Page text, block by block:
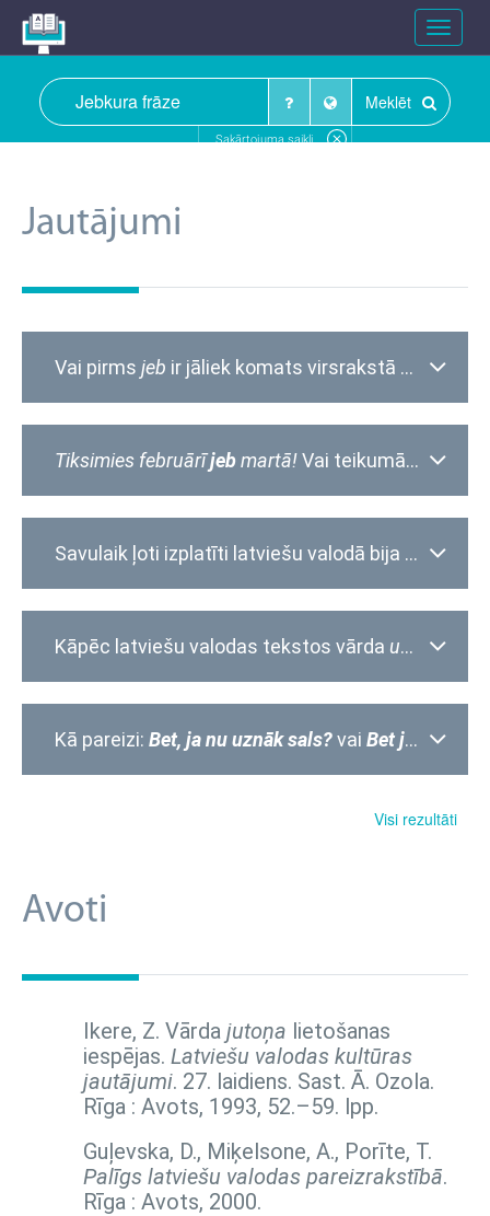
Toggle
Meklēt
Sakārtojuma saikļi
Jautājumi
Vai pirms jeb ir jāliek komats virsrakstā Ne visi ir
Tiksimies februārījebmartā!Vai teikumā ir iederīgs saiklis
Savulaik ļoti izplatīti latviešu valodā bija defissavienojumi. Vai mūsdienās šāda prakse būtu atbalstāma?
Kāpēc latviešu valodas tekstos vārda un vietā
Kā pareizi: Bet, ja nu uznāk sals?vai Bet ja nu uznāk sals?
Visi rezultāti
Avoti
Ikere, Z. Vārda jutoņa lietošanas
iespējas. Latviešu valodas kultūras
jautājumi. 27. laidiens. Sast. Ā. Ozola.
Rīga : Avots, 1993, 52.–59. lpp.
Guļevska, D., Miķelsone, A., Porīte, T.
Palīgs latviešu valodas pareizrakstībā.
Rīga : Avots, 2000.